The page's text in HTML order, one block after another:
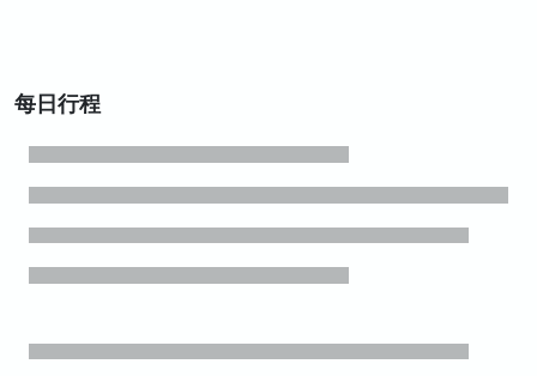
每日行程